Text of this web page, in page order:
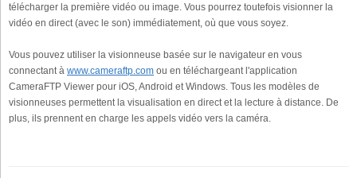
télécharger la première vidéo ou image. Vous pourrez toutefois visionner la
vidéo en direct (avec le son) immédiatement, où que vous soyez.
Vous pouvez utiliser la visionneuse basée sur le navigateur en vous
connectant à www.cameraftp.com ou en téléchargeant l'application
CameraFTP Viewer pour iOS, Android et Windows. Tous les modèles de
visionneuses permettent la visualisation en direct et la lecture à distance. De
plus, ils prennent en charge les appels vidéo vers la caméra.